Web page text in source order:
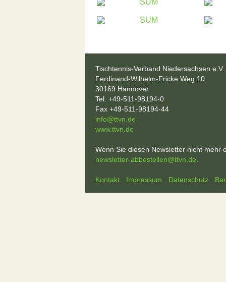
Tischtennis-Verband Niedersachsen e.V.
Ferdinand-Wilhelm-Fricke Weg 10
30169 Hannover
Tel. +49-511-98194-0
Fax +49-511-98194-44
info@ttvn.de
www.ttvn.de
Wenn Sie diesen Newsletter nicht mehr
newsletter-abbestellen@ttvn.de
Kontakt · Impressum · Datenschutz ·